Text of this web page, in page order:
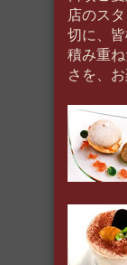
店のス
切に、
積み重
さを、